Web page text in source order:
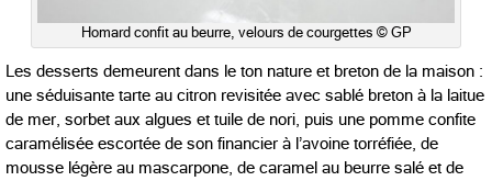
Homard confit au beurre, velours de courgettes © GP
Les desserts demeurent dans le ton nature et breton de la maison :
une séduisante tarte au citron revisitée avec sablé breton à la laitue
de mer, sorbet aux algues et tuile de nori, puis une pomme confite
caramélisée escortée de son financier à l’avoine torréfiée, de
mousse légère au mascarpone, de caramel au beurre salé et de